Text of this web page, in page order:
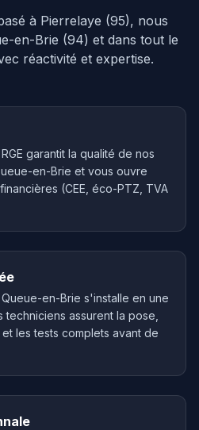
à Pierrelaye (95), nous
en-Brie (94) et dans tout le
réactivité et expertise.
garantit la qualité de nos
en-Brie et vous ouvre
(CEE, éco-PTZ, TVA
Queue-en-Brie s'installe en une
techniciens assurent la pose,
les tests complets avant de